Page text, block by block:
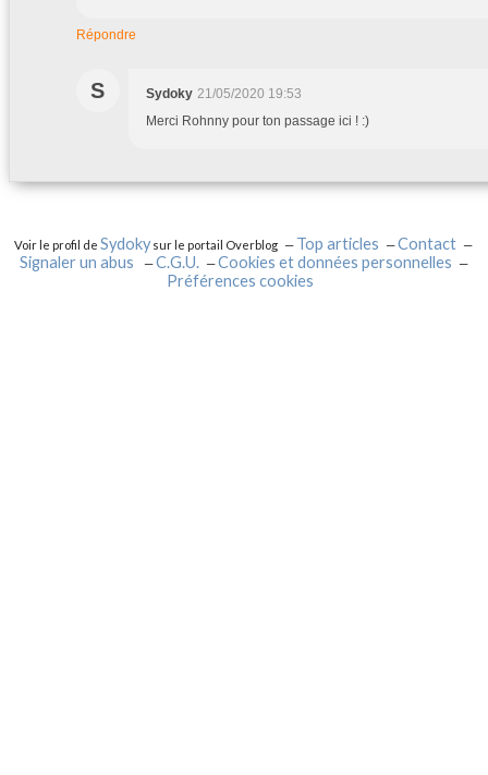
Répondre
S Sydoky 21/05/2020 19:53
Merci Rohnny pour ton passage ici ! :)
Voir le profil deSydokysur le portail Overblog Top articles
Contact
Signaler un abus
C.G.U.
Cookies et données personnelles
Préférences cookies